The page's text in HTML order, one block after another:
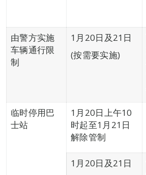
由警方实施
车辆通行限
制
1月20日及21日
(按需要实施)
临时停用巴
士站
1月20日上午10
时起至1月21日
解除管制
1月20日及21日